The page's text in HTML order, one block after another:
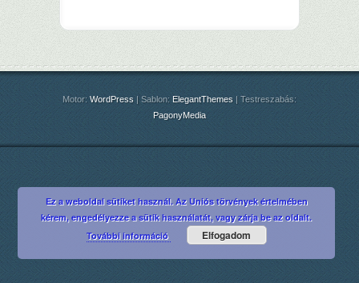
Motor: WordPress | Sablon: ElegantThemes | Testreszabás:
PagonyMedia
Ez a weboldal sütiket használ. Az Uniós törvények értelmében
kérem, engedélyezze a sütik használatát, vagy zárja be az oldalt.
További információ
Elfogadom